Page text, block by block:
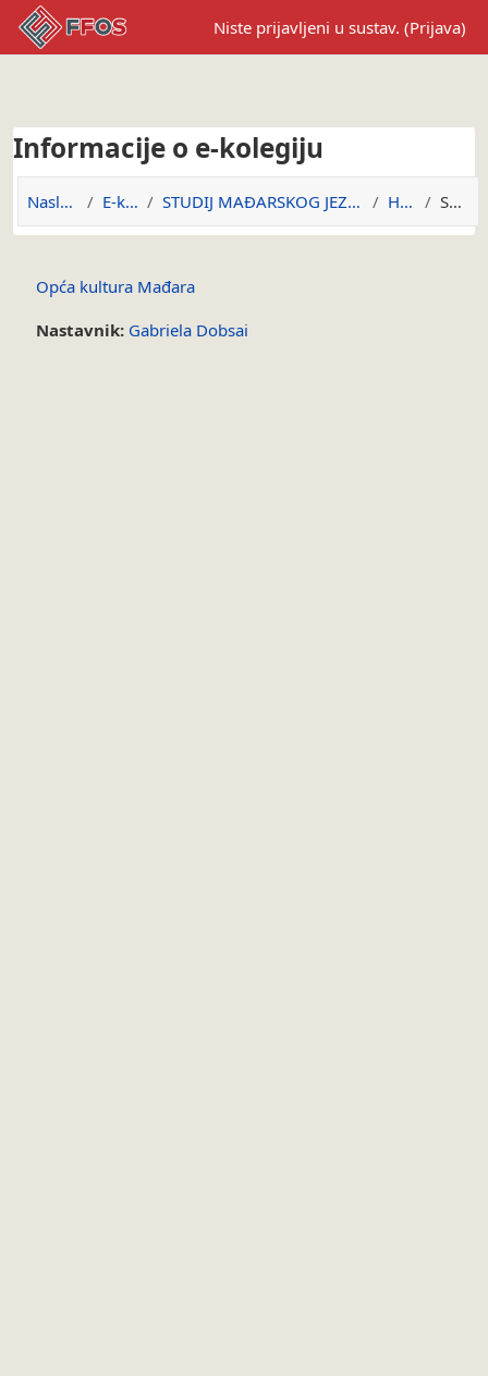
Preskoči na sadržaj
Niste prijavljeni u sustav. (Prijava)
Informacije o e-kolegiju
Naslovnica E-kolegiji STUDIJ MAĐARSKOG JEZIKA I KNJIŽEVNOSTI H-OKM Sažetak
Opća kultura Mađara
Nastavnik: Gabriela Dobsai